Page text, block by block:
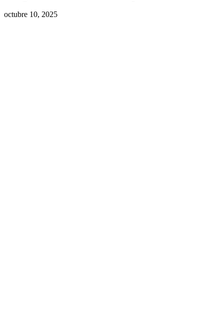
octubre 10, 2025